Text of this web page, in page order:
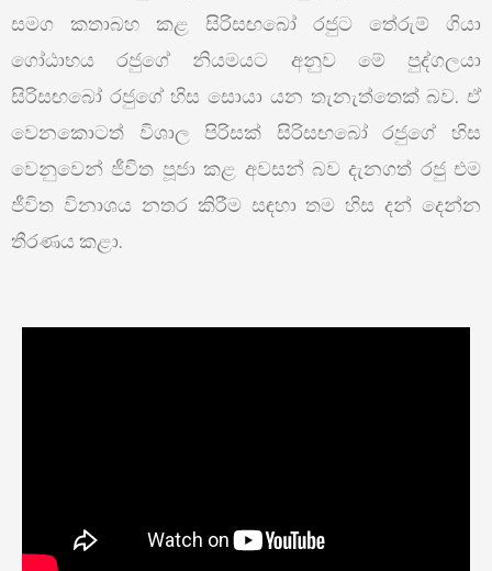
සමග කතාබහ කළ සිරිසඟබෝ රජුට තේරුම් ගියා
ගෝඨාභය රජුගේ නියමයට අනුව මේ පුද්ගලයා
සිරිසඟබෝ රජුගේ හිස සොයා යන තැනැත්තෙක් බව. ඒ
වෙනකොටත් විශාල පිරිසක් සිරිසඟබෝ රජුගේ හිස
වෙනුවෙන් ජීවිත පූජා කළ අවසන් බව දැනගත් රජු එම
ජීවිත විනාශය නතර කිරීම සඳහා තම හිස දන් දෙන්න
තීරණය කළා.